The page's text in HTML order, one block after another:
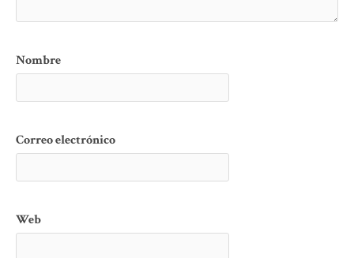
Nombre
Correo electrónico
Web